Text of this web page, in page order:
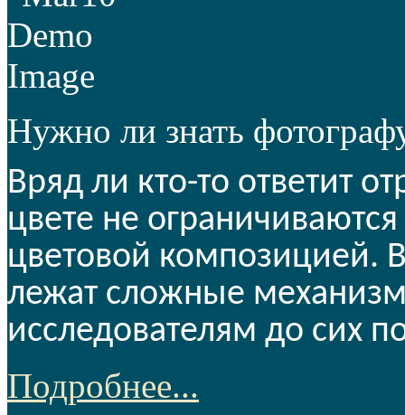
Нужно ли знать
Вряд ли кто-то ответит
цвете не
цветовой композицией.
лежат сложные
исследователям до сих
Подробнее...